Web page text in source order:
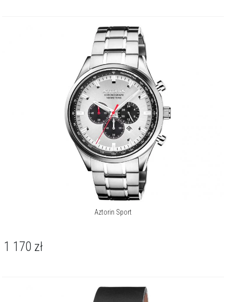
Aztorin Sport
1 170 zł